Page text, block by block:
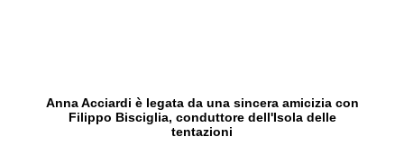
Anna Acciardi è legata da una sincera amicizia con
Filippo Bisciglia, conduttore dell'Isola delle
tentazioni